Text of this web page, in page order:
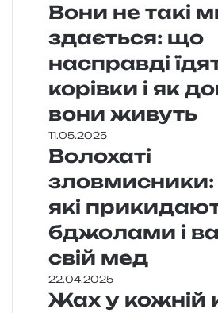
Вони не такі
здається: що
насправді
корівки і як
вони живуть
11.05.2025
Волохаті
зловмисники:
які
бджолами і
свій мед
22.04.2025
Жах у кожній